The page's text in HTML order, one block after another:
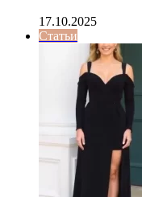
17.10.2025
Статьи